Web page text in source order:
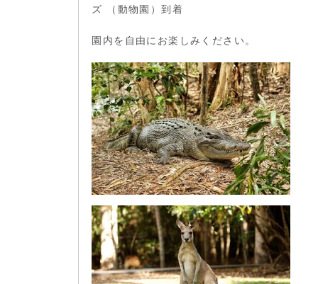
ズ （動物園）到着
園内を自由にお楽しみください。